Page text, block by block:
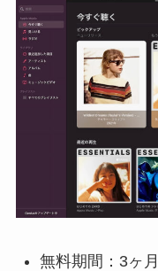
無料期間：3ヶ